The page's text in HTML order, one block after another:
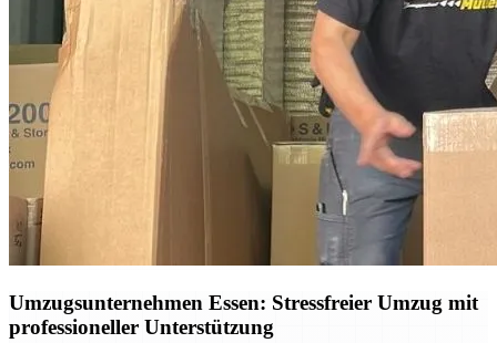
Umzugsunternehmen Essen: Stressfreier Umzug mit
professioneller Unterstützung